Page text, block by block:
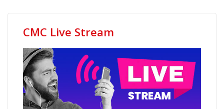
CMC Live Stream